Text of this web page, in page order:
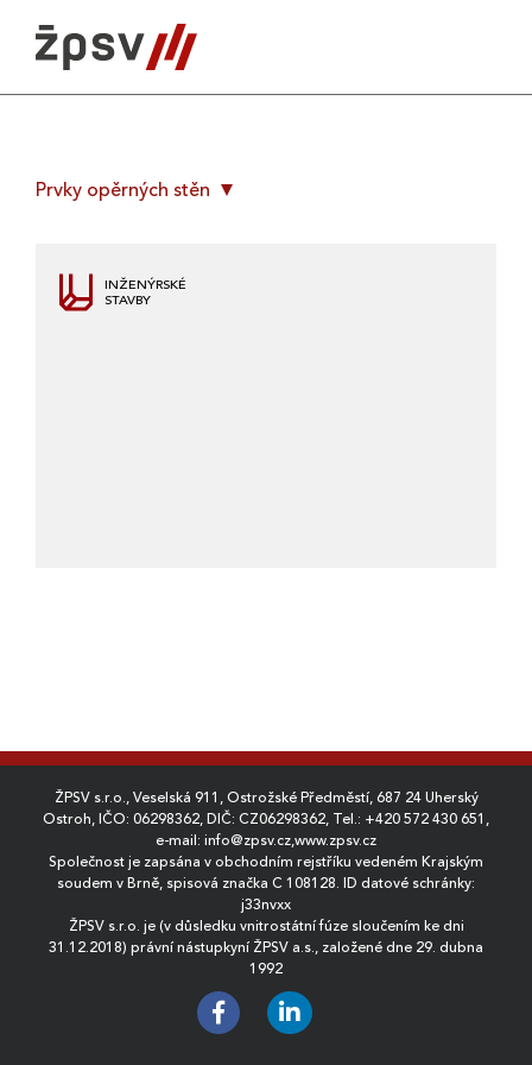
content
Prvky opěrných stěn
INŽENÝRSKÉ
STAVBY
ŽPSV s.r.o., Veselská 911, Ostrožské Předměstí, 687 24 Uherský
Ostroh, IČO: 06298362, DIČ: CZ06298362, Tel.: +420 572 430 651 ,
e-mail: info@zpsv.cz,www.zpsv.cz
Společnost je zapsána v obchodním rejstříku vedeném Krajským
soudem v Brně, spisová značka C 108128. ID datové schránky:
j33nvxx
ŽPSV s.r.o. je (v důsledku vnitrostátní fúze sloučením ke dni
31.12.2018) právní nástupkyní ŽPSV a.s., založené dne 29. dubna
1992